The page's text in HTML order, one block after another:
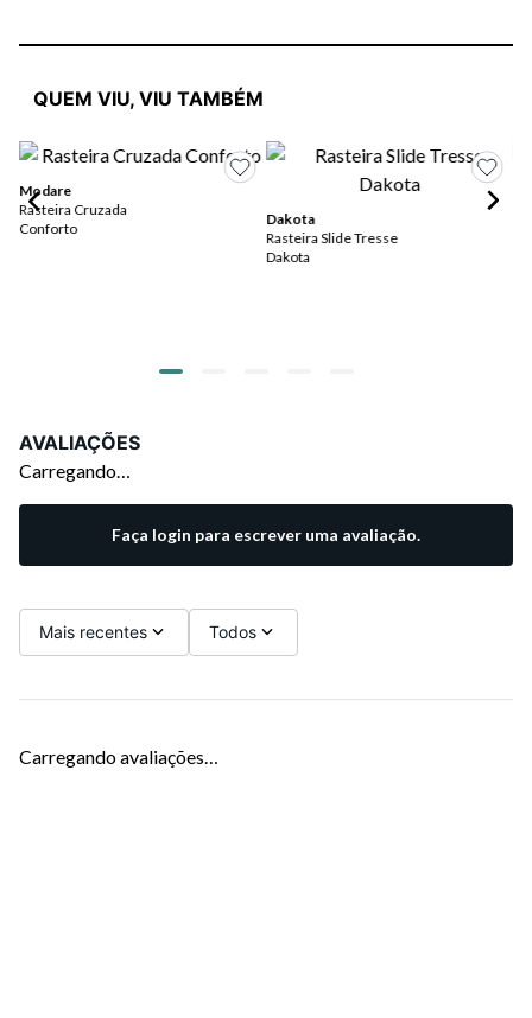
QUEM VIU, VIU TAMBÉM
Modare
Rasteira Cruzada
Conforto
Dakota
Rasteira Slide Tresse
Dakota
AVALIAÇÕES
Carregando…
Faça login para escrever uma avaliação.
Mais recentes Todos
Carregando avaliações…